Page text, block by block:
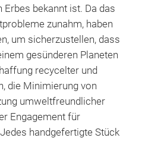
bekannt ist. Da das
zunahm, haben
um sicherzustellen, dass
gesünderen Planeten
recycelter und
die Minimierung von
umweltfreundlicher
Engagement für
handgefertigte Stück